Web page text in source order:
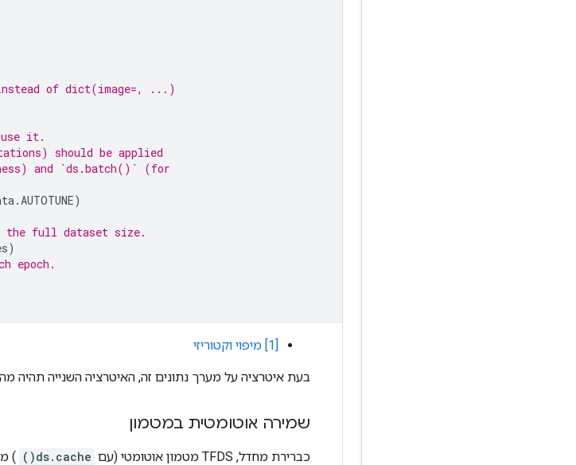
of dict(image=, ...)
use it.
should be applied
and `ds.batch()` (for
.AUTOTUNE)
the full dataset size.
)
epoch.
[1] מיפוי וקטוריזי
בעת איטרציה על מערך נתונים זה, האיטרציה השנייה תהיה
שמירה אוטומטית במטמון
כברירת מחדל, TFDS מטמון אוטומטי (עם ds.cache()
)